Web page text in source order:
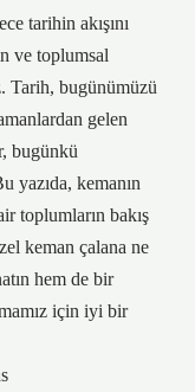
tarihin akışını
ve toplumsal
Tarih, bugünümüzü
gelen
bugünkü
yazıda, kemanın
toplumların bakış
keman çalana ne
hem de bir
için iyi bir